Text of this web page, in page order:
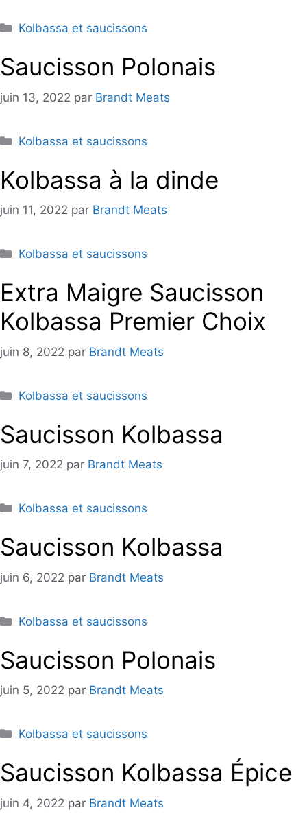
Catégories
Kolbassa et saucissons
Saucisson Polonais
juin 13, 2022 par Brandt Meats
Catégories
Kolbassa et saucissons
Kolbassa à la dinde
juin 11, 2022 par Brandt Meats
Catégories
Kolbassa et saucissons
Extra Maigre Saucisson
Kolbassa Premier Choix
juin 8, 2022 par Brandt Meats
Catégories
Kolbassa et saucissons
Saucisson Kolbassa
juin 7, 2022 par Brandt Meats
Catégories
Kolbassa et saucissons
Saucisson Kolbassa
juin 6, 2022 par Brandt Meats
Catégories
Kolbassa et saucissons
Saucisson Polonais
juin 5, 2022 par Brandt Meats
Catégories
Kolbassa et saucissons
Saucisson Kolbassa Épice
juin 4, 2022 par Brandt Meats